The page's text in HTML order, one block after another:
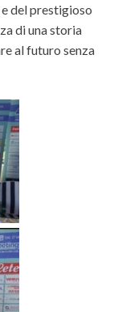
del prestigioso
di una storia
al futuro senza